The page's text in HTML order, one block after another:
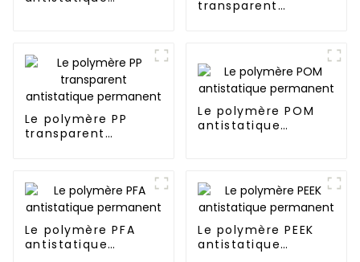
transparent
Le polymère PP
transparent
Le polymère POM
antistatique
Le polymère PFA
antistatique
Le polymère PEEK
antistatique